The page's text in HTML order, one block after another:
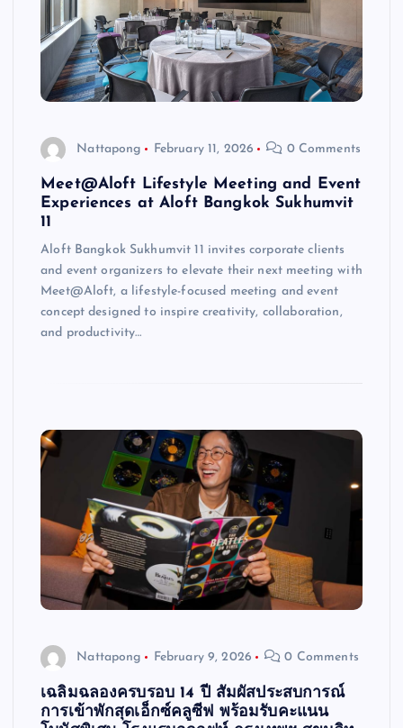
Nattapong February 11, 2026 0 Comments
Meet@Aloft Lifestyle Meeting and Event
Experiences at Aloft Bangkok Sukhumvit
11
Aloft Bangkok Sukhumvit 11 invites corporate clients
and event organizers to elevate their next meeting with
Meet@Aloft, a lifestyle-focused meeting and event
concept designed to inspire creativity, collaboration,
and productivity…
Nattapong February 9, 2026 0 Comments
เฉลิมฉลองครบรอบ 14 ปี สัมผัสประสบการณ์
การเข้าพักสุดเอ็กซ์คลูซีฟ พร้อมรับคะแนน